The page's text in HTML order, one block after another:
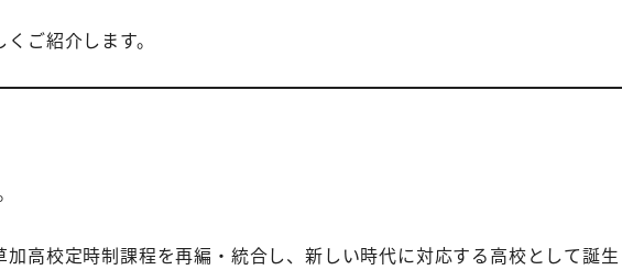
ご紹介します。
高校定時制課程を再編・統合し、新しい時代に対応する高校として誕